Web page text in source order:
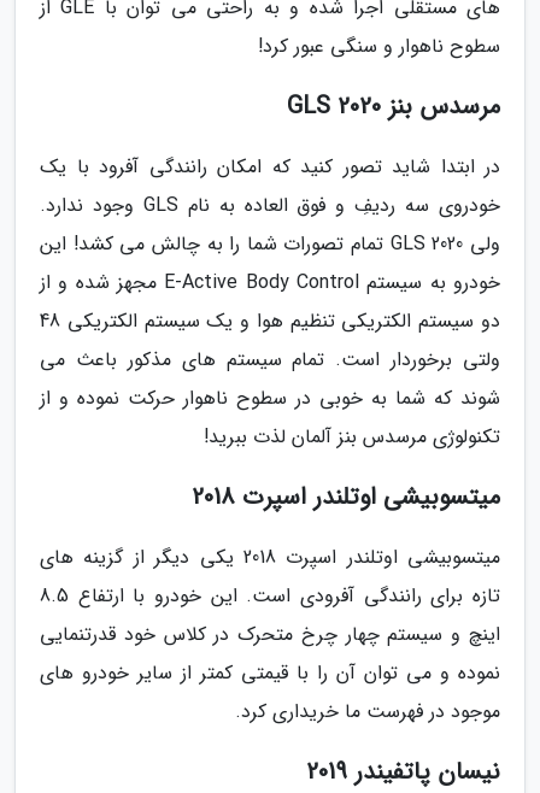
های مستقلی اجرا شده و به راحتی می توان با GLE از
سطوح ناهوار و سنگی عبور کرد!
مرسدس بنز GLS 2020
در ابتدا شاید تصور کنید که امکان رانندگی آفرود با یک
خودروی سه ردیفِ و فوق العاده به نام GLS وجود ندارد.
ولی GLS 2020 تمام تصورات شما را به چالش می کشد! این
خودرو به سیستم E-Active Body Control مجهز شده و از
دو سیستم الکتریکی تنظیم هوا و یک سیستم الکتریکی 48
ولتی برخوردار است. تمام سیستم های مذکور باعث می
شوند که شما به خوبی در سطوح ناهوار حرکت نموده و از
تکنولوژی مرسدس بنز آلمان لذت ببرید!
میتسوبیشی اوتلندر اسپرت 2018
میتسوبیشی اوتلندر اسپرت 2018 یکی دیگر از گزینه های
تازه برای رانندگی آفرودی است. این خودرو با ارتفاع 8.5
اینچ و سیستم چهار چرخ متحرک در کلاس خود قدرتنمایی
نموده و می توان آن را با قیمتی کمتر از سایر خودرو های
موجود در فهرست ما خریداری کرد.
نیسان پاتفیندر 2019